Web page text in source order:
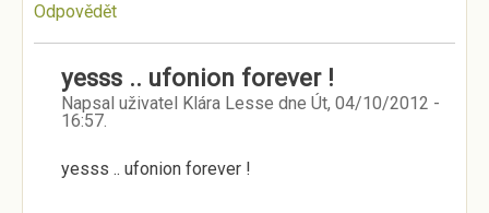
Odpovědět
yesss .. ufonion forever !
Napsal uživatel Klára Lesse dne Út, 04/10/2012 -
16:57.
yesss .. ufonion forever !